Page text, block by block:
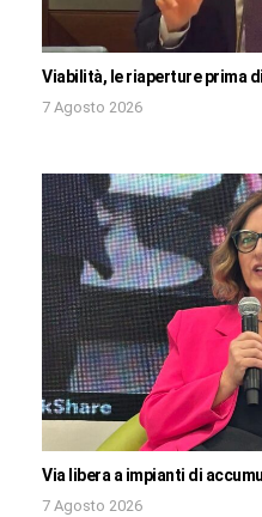
Viabilità, le riaperture prima
7 Agosto 2026
Via libera a impianti di
7 Agosto 2026